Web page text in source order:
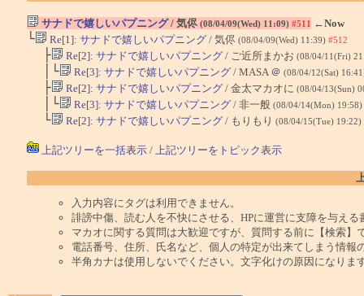
サナドで嬉しいパプニング/ 気侭 (08/04/09(Wed) 11:09) #511 ←Now
└ Re[1]: サナドで嬉しいパプニング/ 気侭 (08/04/09(Wed) 11:39) #512
├ Re[2]: サナドで嬉しいパプニング/ ご近所まかお (08/04/11(Fri)
│└ Re[3]: サナドで嬉しいパプニング/ MASA ＠ (08/04/12(Sat)
├ Re[2]: サナドで嬉しいパプニング/ 金太マカオに (08/04/13(Sun)
│└ Re[3]: サナドで嬉しいパプニング/ 非一般 (08/04/14(Mon) 19:58)
└ Re[2]: サナドで嬉しいパプニング/ もりもり (08/04/15(Tue) 19:22)
上記ツリーを一括表示/ 上記ツリーをトピック表示
入力内容にタグは利用できません。
誹謗中傷、読む人を不快にさせる、HPに運営に支障を与え
マカオに関する質問は大歓迎ですが、質問する前に【検索】
電話番号、住所、氏名など、個人の特定が出来てしまう情報
半角カナは使用しないでください。文字化けの原因になりま